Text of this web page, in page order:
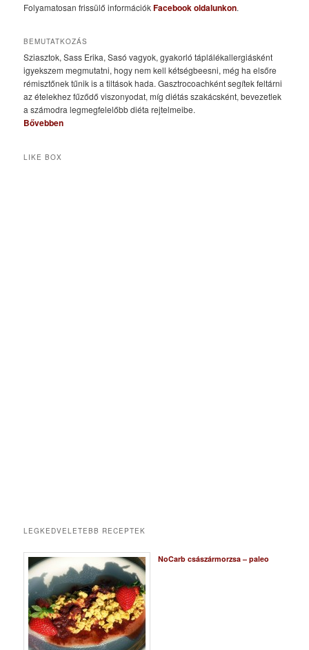
Folyamatosan frissülő információkFacebook oldalunkon.
BEMUTATKOZÁS
Sziasztok, Sass Erika, Sasó vagyok, gyakorló táplálékallergiásként
igyekszem megmutatni, hogy nem kell kétségbeesni, még ha elsőre
rémisztőnek tűnik is a tiltások hada. Gasztrocoachként segítek feltárni
az ételekhez fűződő viszonyodat, míg diétás szakácsként, bevezetlek
a számodra legmegfelelőbb diéta rejtelmeibe.
Bővebben
LIKE BOX
LEGKEDVELETEBB RECEPTEK
NoCarb császármorzsa – paleo